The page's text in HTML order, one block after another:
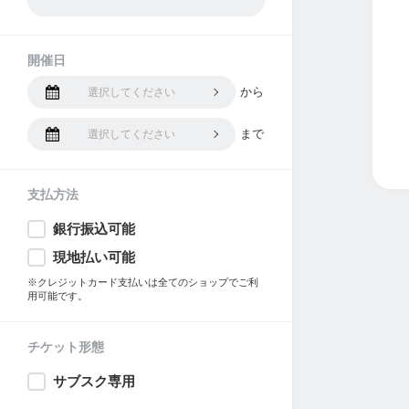
開催日
選択してください から
選択してください まで
支払方法
銀行振込可能
現地払い可能
※クレジットカード支払いは全てのショップでご利
用可能です。
チケット形態
サブスク専用